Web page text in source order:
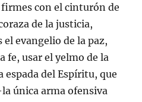
con el cinturón de
de la justicia,
evangelio de la paz,
fe, usar el yelmo de la
espada del Espíritu, que
única arma ofensiva